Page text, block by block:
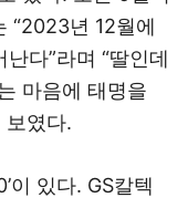
“2023년 12월에
다”라며 “딸인데
마음에 태명을
보였다.
이 있다. GS칼텍